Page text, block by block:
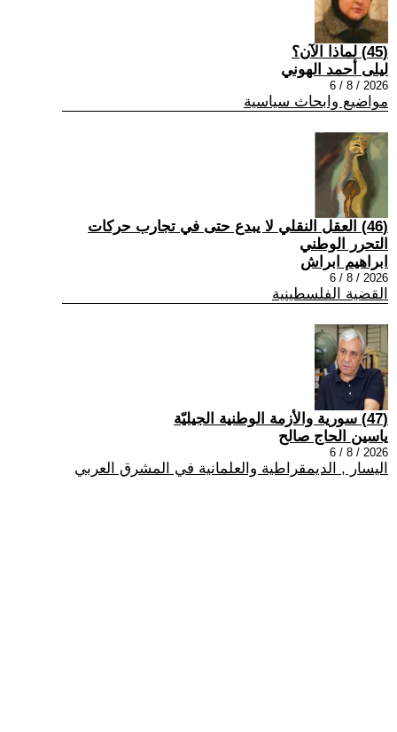
(45) لماذا الآن؟
ليلى أحمد الهوني
2026 / 8 / 6
مواضيع وابحاث سياسية
(46) العقل النقلي لا يبدع حتى في تجارب حركات
التحرر الوطني
ابراهيم ابراش
2026 / 8 / 6
القضية الفلسطينية
(47) سورية والأزمة الوطنية الجيليّة
ياسين الحاج صالح
2026 / 8 / 6
اليسار , الديمقراطية والعلمانية في المشرق العربي